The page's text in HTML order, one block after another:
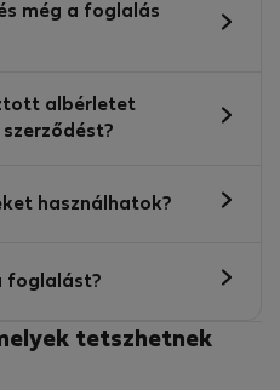
még a foglalás
albérletet
használhatok?
foglalást?
tetszhetnek